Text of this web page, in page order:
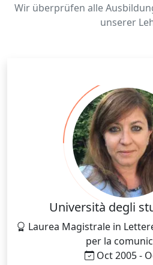
Wir überprüfen alle
unserer
Università degli
Laurea Magistrale in
per la
Oct 2005 -